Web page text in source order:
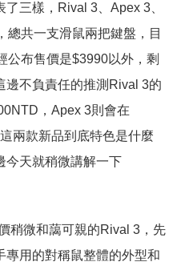
三樣，Rival 3、Apex 3、
總共一支滑鼠兩把鍵盤，目
公布售價是$3990以外，剩
邊不負責任的推測Rival 3的
，Apex 3則會在
兩款新品到底特色是什麼
今天就稍微講解一下
稍微和藹可親的Rival 3，先
專用的對稱鼠整體的外型和